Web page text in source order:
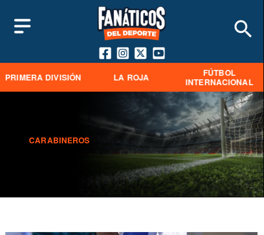
PRIMERA DIVISIÓN LA ROJA
FÚTBOL
INTERNACIONAL
CARABINEROS